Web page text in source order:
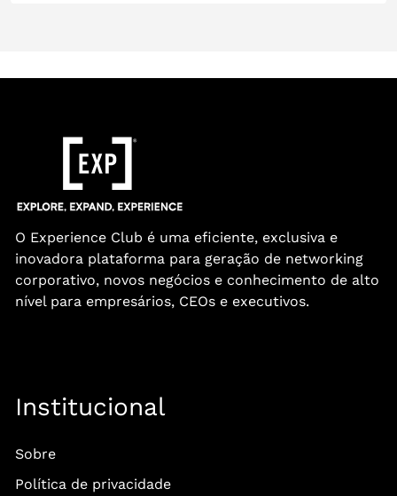
O Experience Club é uma eficiente, exclusiva e
inovadora plataforma para geração de networking
corporativo, novos negócios e conhecimento de alto
nível para empresários, CEOs e executivos.
Institucional
Sobre
Política de privacidade